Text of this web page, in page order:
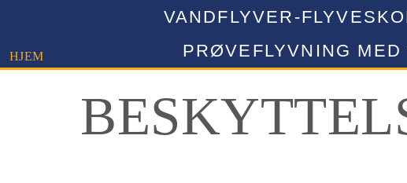
HJEM
VANDFLYVER-
PRØVEFLYVNING MED